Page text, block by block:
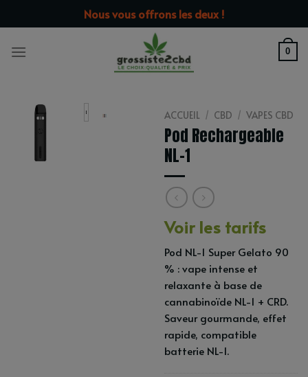
au
Nous vous offrons les deux !
0
ACCUEIL / CBD / VAPES CBD
Pod Rechargeable
NL-1
Voir les tarifs
Pod NL-1 Super Gelato 90
% : vape intense et
relaxante à base de
cannabinoïde NL-1 + CRD.
Saveur gourmande, effet
rapide, compatible
batterie NL-1.